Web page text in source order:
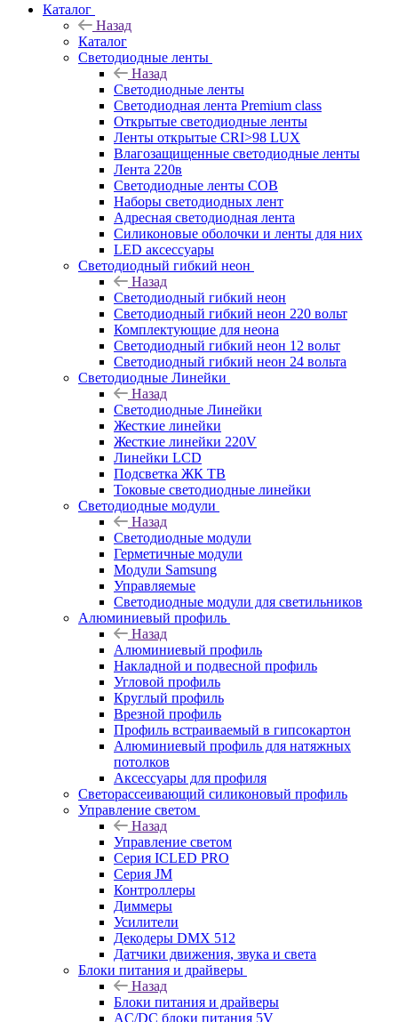
Каталог
Назад
Каталог
Светодиодные ленты
Назад
Светодиодные ленты
Светодиодная лента Premium class
Открытые светодиодные ленты
Ленты открытые CRI>98 LUX
Влагозащищенные светодиодные ленты
Лента 220в
Светодиодные ленты COB
Наборы светодиодных лент
Адресная светодиодная лента
Силиконовые оболочки и ленты для них
LED аксессуары
Светодиодный гибкий неон
Назад
Светодиодный гибкий неон
Светодиодный гибкий неон 220 вольт
Комплектующие для неона
Светодиодный гибкий неон 12 вольт
Светодиодный гибкий неон 24 вольта
Светодиодные Линейки
Назад
Светодиодные Линейки
Жесткие линейки
Жесткие линейки 220V
Линейки LCD
Подсветка ЖК ТВ
Токовые светодиодные линейки
Светодиодные модули
Назад
Светодиодные модули
Герметичные модули
Модули Samsung
Управляемые
Светодиодные модули для светильников
Алюминиевый профиль
Назад
Алюминиевый профиль
Накладной и подвесной профиль
Угловой профиль
Круглый профиль
Врезной профиль
Профиль встраиваемый в гипсокартон
Алюминиевый профиль для натяжных
потолков
Аксессуары для профиля
Светорассеивающий силиконовый профиль
Управление светом
Назад
Управление светом
Серия ICLED PRO
Серия JM
Контроллеры
Диммеры
Усилители
Декодеры DMX 512
Датчики движения, звука и света
Блоки питания и драйверы
Назад
Блоки питания и драйверы
AC/DC блоки питания 5V